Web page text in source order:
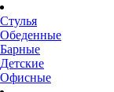
Стулья
Обеденные
Барные
Детские
Офисные